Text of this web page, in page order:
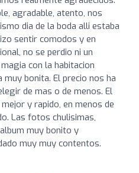
agradable, atento, nos
dia de la boda alli estaba
sentir comodos y en
no se perdio ni un
con la habitacion
bonita. El precio nos ha
de mas o de menos. El
y rapido, en menos de
Las fotos chulisimas,
muy bonito y
muy muy contentos.